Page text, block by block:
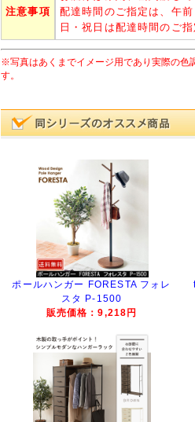
注意事項
配達時間のご指定は、午
日・祝日は配達時間のご
※写真はあくまでイメージ用であり実際の色
す。
ポールハンガー FORESTA フォレ
スタ P-1500
販売価格：9,218円